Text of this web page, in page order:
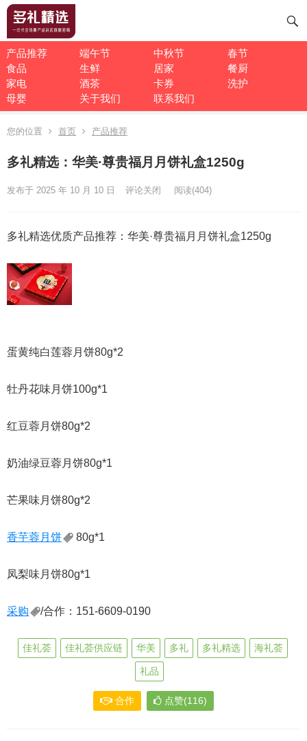
产品推荐 端午节 中秋节
春节
食品
生鲜 居家
餐厨
家电
酒茶 卡券
洗护
母婴
关于我们 联系我们
您的位置 首页 产品推荐
多礼精选：华美·尊贵福月月饼礼盒1250g
发布于 2025 年 10 月 10 日 评论关闭 阅读(404)
多礼精选优质产品推荐：华美·尊贵福月月饼礼盒1250g
蛋黄纯白莲蓉月饼80g*2
牡丹花味月饼100g*1
红豆蓉月饼80g*2
奶油绿豆蓉月饼80g*1
芒果味月饼80g*2
香芋蓉月饼 80g*1
凤梨味月饼80g*1
采购 /合作：151-6609-0190
佳礼荟 佳礼荟供应链 华美 多礼 多礼精选 海礼荟
礼品
合作 点赞(116)